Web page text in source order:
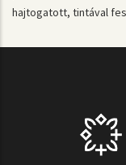
hajtogatott, tintával